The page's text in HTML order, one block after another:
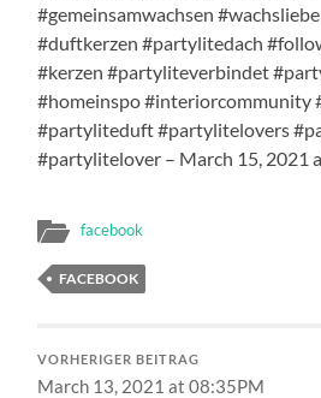
#gemeinsamwachsen
#duftkerzen #partylitedach
#kerzen #partyliteverbindet
#homeinspo #interiorcommunity
#partyliteduft #partylitelovers
#partylitelover – March 15, 2021
facebook
FACEBOOK
VORHERIGER BEITRAG
March 13, 2021 at 08:35PM